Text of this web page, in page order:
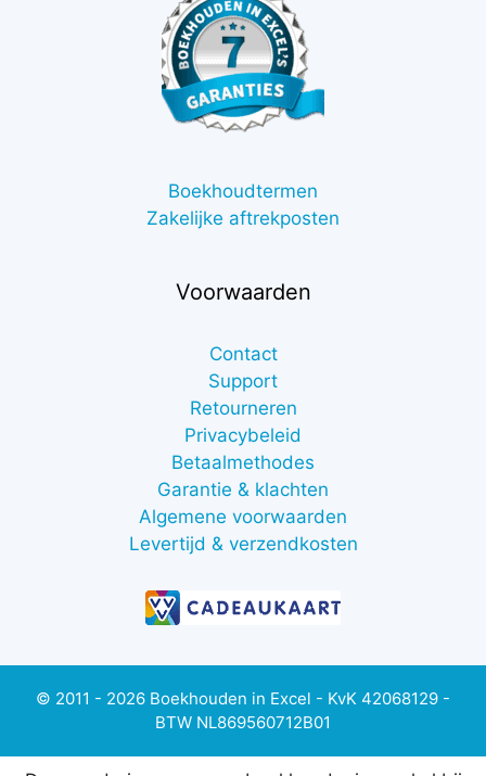
Boekhoudtermen
Zakelijke aftrekposten
Voorwaarden
Contact
Support
Retourneren
Privacybeleid
Betaalmethodes
Garantie & klachten
Algemene voorwaarden
Levertijd & verzendkosten
© 2011 - 2026 Boekhouden in Excel - KvK 42068129 -
BTW NL869560712B01